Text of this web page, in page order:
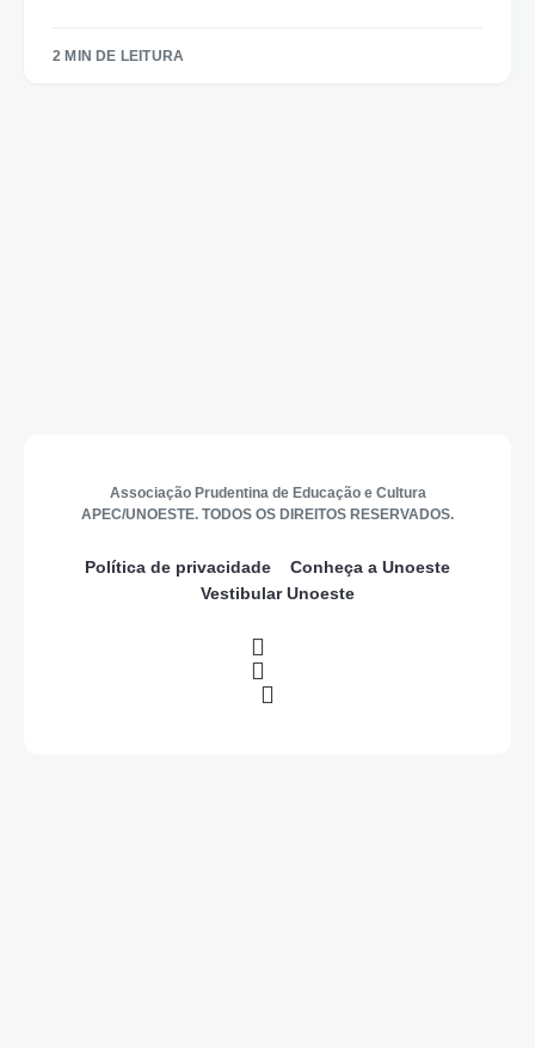
2 MIN DE LEITURA
Associação Prudentina de Educação e Cultura
APEC/UNOESTE. TODOS OS DIREITOS RESERVADOS.
Política de privacidade
Conheça a Unoeste
Vestibular Unoeste